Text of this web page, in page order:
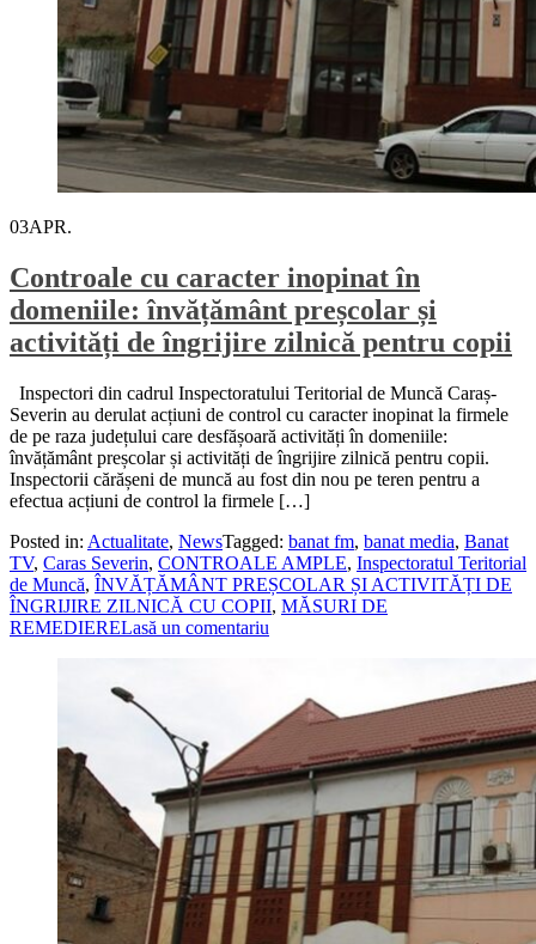
03APR.
Controale cu caracter inopinat în
domeniile: învățământ preșcolar și
activități de îngrijire zilnică pentru copii
Inspectori din cadrul Inspectoratului Teritorial de Muncă Caraș-
Severin au derulat acțiuni de control cu caracter inopinat la firmele
de pe raza județului care desfășoară activități în domeniile:
învățământ preșcolar și activități de îngrijire zilnică pentru copii.
Inspectorii cărășeni de muncă au fost din nou pe teren pentru a
efectua acțiuni de control la firmele […]
Posted in: Actualitate, NewsTagged: banat fm, banat media, Banat
TV, Caras Severin, CONTROALE AMPLE, Inspectoratul Teritorial
de Muncă, ÎNVĂȚĂMÂNT PREȘCOLAR ȘI ACTIVITĂȚI DE
ÎNGRIJIRE ZILNICĂ CU COPII, MĂSURI DE
REMEDIERELasă un comentariu